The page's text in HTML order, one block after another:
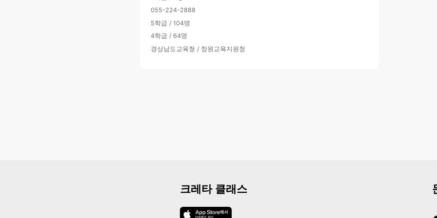
055-224-2888
5학급 / 104명
4학급 / 64명
경상남도교육청 / 창원교육지원청
크레타 클래스